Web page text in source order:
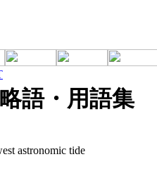
語・用語集
astronomic tide